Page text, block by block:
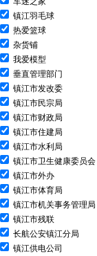
镇江羽毛球
热爱篮球
杂货铺
我爱模型
垂直管理部门
镇江市发改委
镇江市民宗局
镇江市财政局
镇江市住建局
镇江市水利局
镇江市卫生健康委员会
镇江市外办
镇江市体育局
镇江市机关事务管理局
镇江市残联
长航公安镇江分局
镇江供电公司